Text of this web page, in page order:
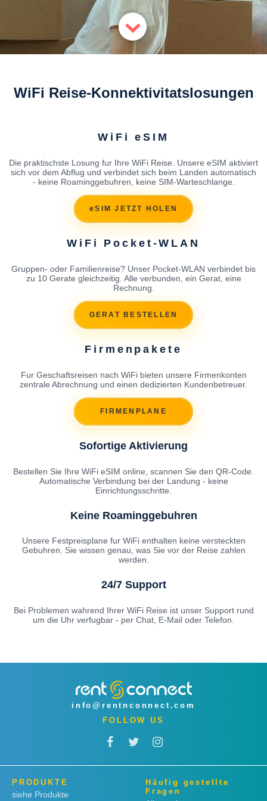
WiFi Reise-Konnektivitatslosungen
WiFi eSIM
Die praktischste Losung fur Ihre WiFi Reise. Unsere eSIM aktiviert
sich vor dem Abflug und verbindet sich beim Landen automatisch
- keine Roaminggebuhren, keine SIM-Warteschlange.
eSIM JETZT HOLEN
WiFi Pocket-WLAN
Gruppen- oder Familienreise? Unser Pocket-WLAN verbindet bis
zu 10 Gerate gleichzeitig. Alle verbunden, ein Gerat, eine
Rechnung.
GERAT BESTELLEN
Firmenpakete
Fur Geschaftsreisen nach WiFi bieten unsere Firmenkonten
zentrale Abrechnung und einen dedizierten Kundenbetreuer.
FIRMENPLANE
Sofortige Aktivierung
Bestellen Sie Ihre WiFi eSIM online, scannen Sie den QR-Code.
Automatische Verbindung bei der Landung - keine
Einrichtungsschritte.
Keine Roaminggebuhren
Unsere Festpreisplane fur WiFi enthalten keine versteckten
Gebuhren. Sie wissen genau, was Sie vor der Reise zahlen
werden.
24/7 Support
Bei Problemen wahrend Ihrer WiFi Reise ist unser Support rund
um die Uhr verfugbar - per Chat, E-Mail oder Telefon.
info@rentnconnect.com
FOLLOW US
PRODUKTE
siehe Produkte
Häufig gestellte
Fragen